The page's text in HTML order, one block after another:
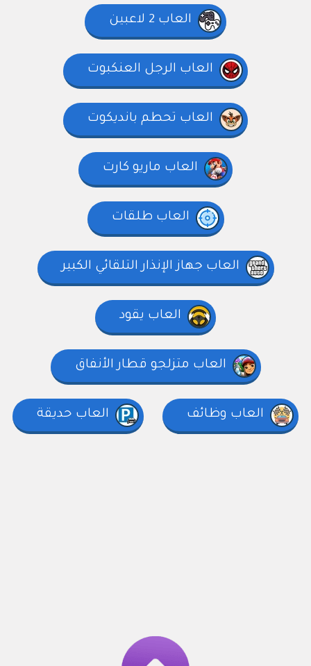
العاب 2 لاعبين
العاب الرجل العنكبوت
العاب تحطم بانديكوت
العاب ماريو كارت
العاب طلقات
العاب جهاز الإنذار التلقائي الكبير
العاب يقود
العاب متزلجو قطار الأنفاق
العاب وظائف العاب حديقة